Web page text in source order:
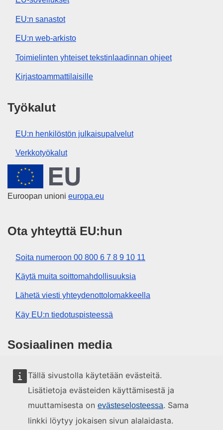
Tällä sivustolla käytetään evästeitä.
Lisätietoja evästeiden käyttämisestä ja
muuttamisesta on evästeselosteessa. Sama
linkki löytyy jokaisen sivun alalaidasta.
EU:n sanastot
EU:n web-arkisto
Toimielinten yhteiset tekstinlaadinnan ohjeet
Kirjastoammattilaisille
Työkalut
EU:n henkilöstön julkaisupalvelut
Verkkotyökalut
Euroopan unioni
Euroopan unioni europa.eu
Ota yhteyttä EU:hun
Soita numeroon 00 800 6 7 8 9 10 11
Käytä muita soittomahdollisuuksia
Lähetä viesti yhteydenottolomakkeella
Käy EU:n tiedotuspisteessä
Sosiaalinen media
EU sosiaalisessa mediassa
EU:n toimielimet ja muut elimet